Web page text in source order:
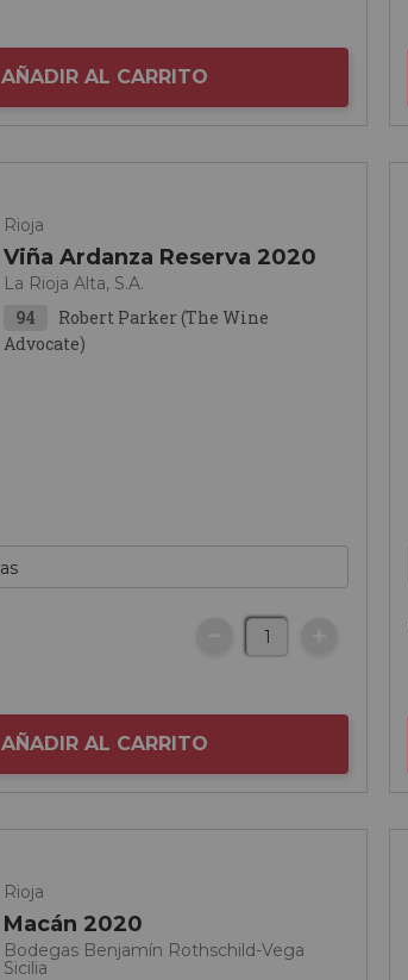
AÑADIR AL CARRITO
Rioja
Viña Ardanza Reserva 2020
La Rioja Alta, S.A.
94
Robert Parker (The Wine
Advocate)
AÑADIR AL CARRITO
Rioja
Macán 2020
Bodegas Benjamín Rothschild-Vega
Sicilia